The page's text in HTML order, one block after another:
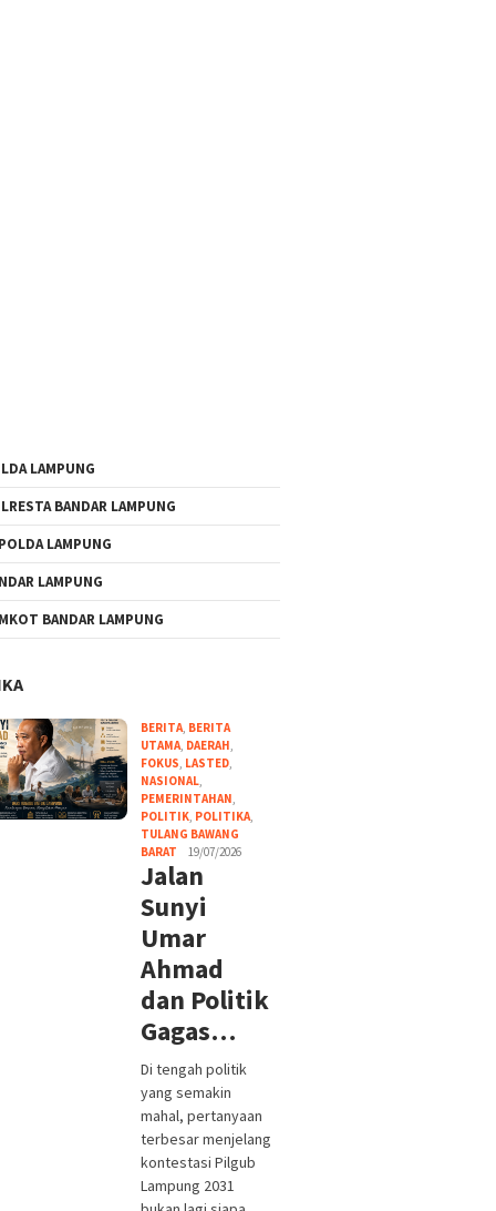
LAMPUNG
BANDAR LAMPUNG
LAMPUNG
LAMPUNG
BANDAR LAMPUNG
BERITA, BERITA
UTAMA, DAERAH,
FOKUS, LASTED,
NASIONAL,
PEMERINTAHAN,
POLITIK, POLITIKA,
TULANG BAWANG
BARAT
19/07/2026
Jalan
Sunyi
Umar
Ahmad
dan Politik
Gagas…
Di tengah politik
yang semakin
mahal, pertanyaan
terbesar menjelang
kontestasi Pilgub
Lampung 2031